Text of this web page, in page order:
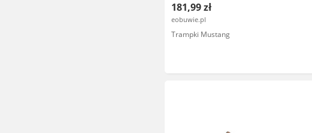
181,99 zł
eobuwie.pl
Trampki Mustang